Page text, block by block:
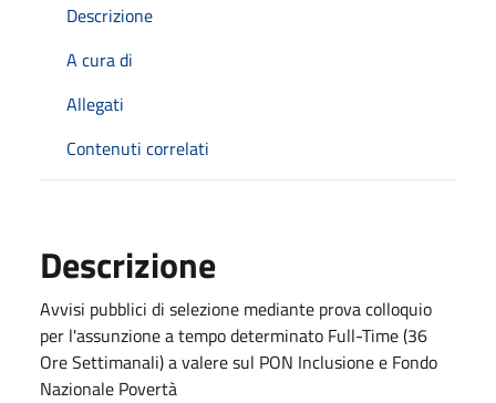
Descrizione
A cura di
Allegati
Contenuti correlati
Descrizione
Avvisi pubblici di selezione mediante prova colloquio
per l'assunzione a tempo determinato Full-Time (36
Ore Settimanali) a valere sul PON Inclusione e Fondo
Nazionale Povertà